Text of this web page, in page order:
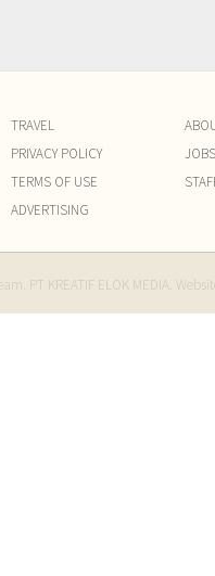
TRAVEL
PRIVACY POLICY
TERMS OF USE
ADVERTISING
JOBS
PT KREATIF ELOK MEDIA.